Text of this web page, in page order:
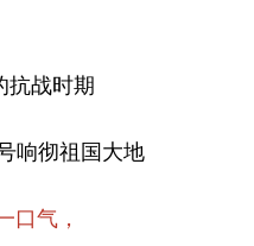
抗战时期
响彻祖国大地
口气，